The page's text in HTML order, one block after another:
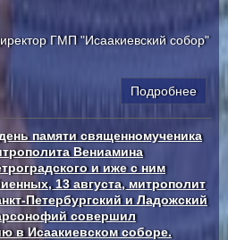
ГМП "Исаакиевский собор"
Подробнее
памяти священномученика
Вениамина
и иже с ним
13 августа, митрополит
Петербургский и Ладожский
совершил
в Исаакиевском соборе.